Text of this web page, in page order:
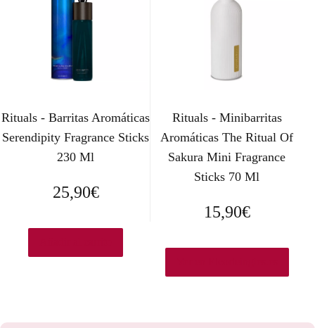
Rituals - Barritas Aromáticas
Serendipity Fragrance Sticks
230 Ml
25,90€
Rituals - Minibarritas
Aromáticas The Ritual Of
Sakura Mini Fragrance
Sticks 70 Ml
15,90€